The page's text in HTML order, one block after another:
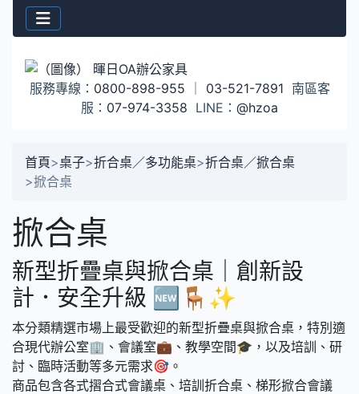
服務專線： 0800-898-955 03-521-7891 南區客
服： 07-974-3358 LINE： @hzoa
首頁>桌子>折合桌／多功能桌>折合桌／掀合桌
>掀合桌
掀合桌
新型折疊桌與掀合桌｜創新設
計．安全升級 🆕🪑✨
本分類精選市場上最受歡迎的新型折疊桌與掀合桌，特別適
合現代辦公室🏢、會議室💼、教學空間🎓，以及培訓、研
討、臨時活動等多元需求🎯。
商品包含各式摺合式會議桌、培訓折合桌、梯形掀合會議